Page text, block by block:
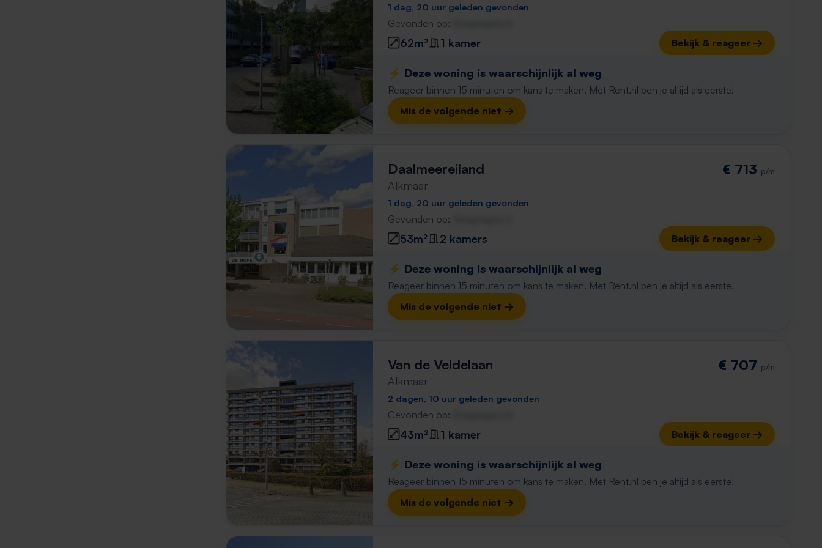
1 dag, 20 uur geleden gevonden
Gevonden op:
62m² 1 kamer Bekijk & reageer →
⚡️ Deze woning is waarschijnlijk al weg
Reageer binnen 15 minuten om kans te maken. Met Rent.nl ben je altijd als eerste!
Mis de volgende niet →
Daalmeereiland
Alkmaar
€ 713 p/m
1 dag, 20 uur geleden gevonden
Gevonden op:
53m² 2 kamers Bekijk & reageer →
⚡️ Deze woning is waarschijnlijk al weg
Reageer binnen 15 minuten om kans te maken. Met Rent.nl ben je altijd als eerste!
Mis de volgende niet →
Van de Veldelaan
Alkmaar
€ 707 p/m
2 dagen, 10 uur geleden gevonden
Gevonden op:
43m² 1 kamer Bekijk & reageer →
⚡️ Deze woning is waarschijnlijk al weg
Reageer binnen 15 minuten om kans te maken. Met Rent.nl ben je altijd als eerste!
Mis de volgende niet →